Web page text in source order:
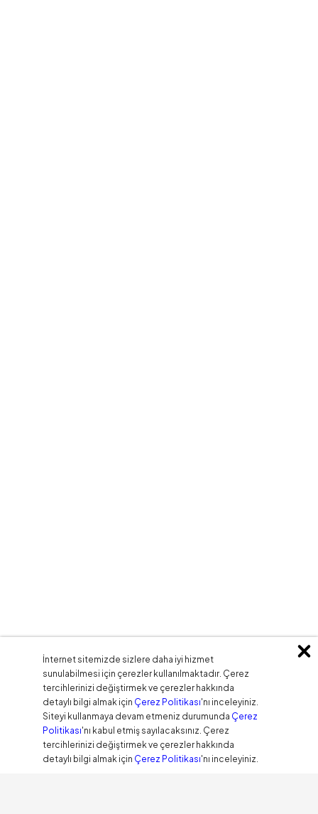
İnternet sitemizde sizlere daha iyi hizmet
sunulabilmesi için çerezler kullanılmaktadır. Çerez
tercihlerinizi değiştirmek ve çerezler hakkında
detaylı bilgi almak için Çerez Politikası'nı inceleyiniz.
Siteyi kullanmaya devam etmeniz durumunda Çerez
Politikası'nı kabul etmiş sayılacaksınız. Çerez
tercihlerinizi değiştirmek ve çerezler hakkında
detaylı bilgi almak için Çerez Politikası'nı inceleyiniz.